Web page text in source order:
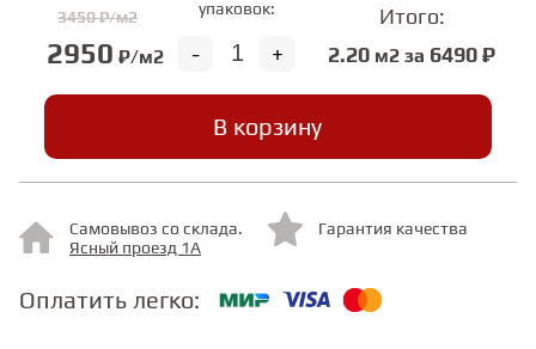
ФАНЕРА
МИНЕРАЛЬНО-КАМЕННЫЙ
ЛАМИНАТ MSPC
3450 ₽/м2
2950 ₽/м2
упаковок:
+
-
Итого:
2.20 м2 за 6490 ₽
В корзину
Самовывоз со склада.
Ясный проезд 1А
Гарантия качества
Оплатить легко: